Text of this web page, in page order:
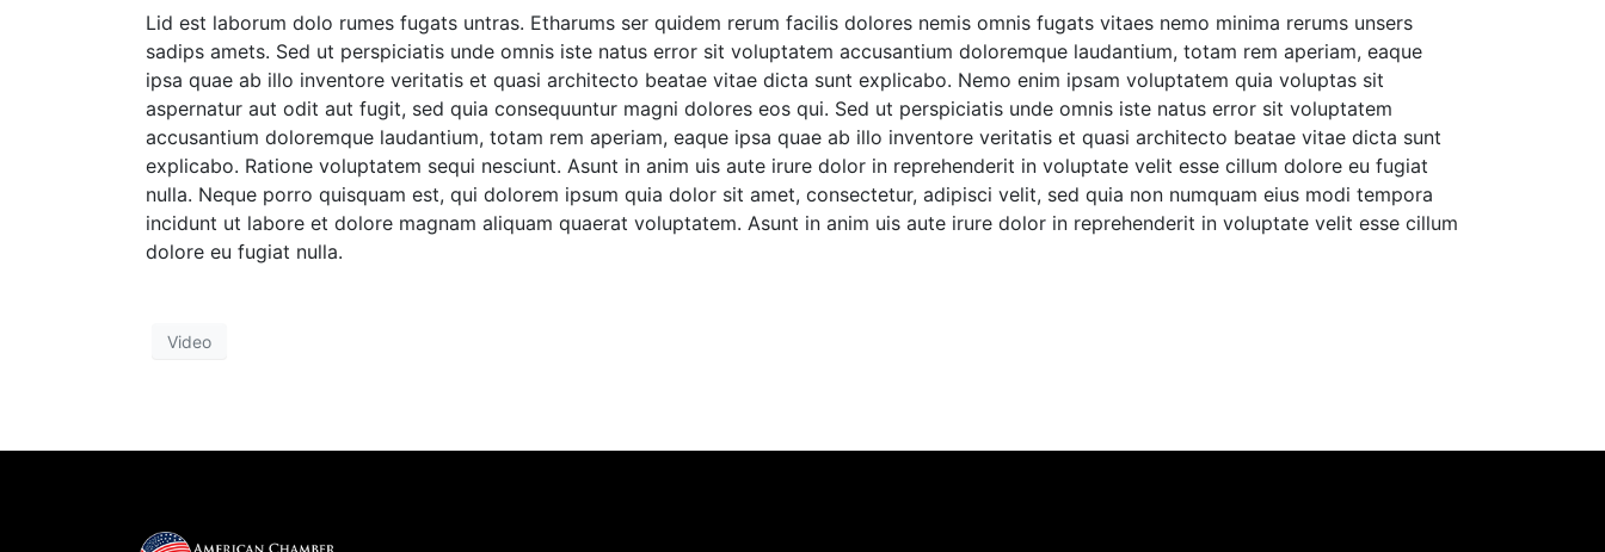
Lid est laborum dolo rumes fugats untras. Etharums ser quidem rerum facilis dolores nemis omnis fugats vitaes nemo minima rerums unsers
sadips amets. Sed ut perspiciatis unde omnis iste natus error sit voluptatem accusantium doloremque laudantium, totam rem aperiam, eaque
ipsa quae ab illo inventore veritatis et quasi architecto beatae vitae dicta sunt explicabo. Nemo enim ipsam voluptatem quia voluptas sit
aspernatur aut odit aut fugit, sed quia consequuntur magni dolores eos qui. Sed ut perspiciatis unde omnis iste natus error sit voluptatem
accusantium doloremque laudantium, totam rem aperiam, eaque ipsa quae ab illo inventore veritatis et quasi architecto beatae vitae dicta sunt
explicabo. Ratione voluptatem sequi nesciunt. Asunt in anim uis aute irure dolor in reprehenderit in voluptate velit esse cillum dolore eu fugiat
nulla. Neque porro quisquam est, qui dolorem ipsum quia dolor sit amet, consectetur, adipisci velit, sed quia non numquam eius modi tempora
incidunt ut labore et dolore magnam aliquam quaerat voluptatem. Asunt in anim uis aute irure dolor in reprehenderit in voluptate velit esse cillum
dolore eu fugiat nulla.
Video